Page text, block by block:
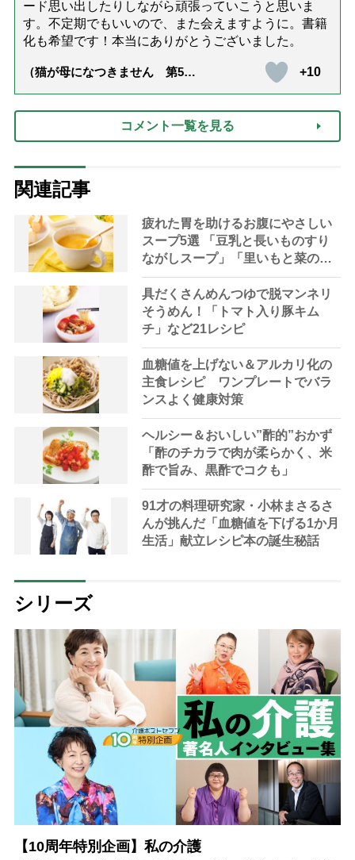
ード思い出したりしながら頑張っていこうと思いま
す。不定期でもいいので、また会えますように。書籍
化も希望です！本当にありがとうございました。
（猫が母になつきません 第500
+10
コメント一覧を見る
関連記事
疲れた胃を助けるお腹にやさしい
スープ5選 「豆乳と長いものすり
ながしスープ」「里いもと菜の花
練りごまのスープ」ほか
具だくさんめんつゆで脱マンネリ
そうめん！「トマト入り豚キム
チ」など21レシピ
血糖値を上げない＆アルカリ化の
主食レシピ ワンプレートでバラ
ンスよく健康対策
ヘルシー＆おいしい”酢的”おかず
「酢のチカラで肉が柔らかく、米
酢で旨み、黒酢でコクも」
91才の料理研究家・小林まさるさ
んが挑んだ「血糖値を下げる1か月
生活」献立レシピ本の誕生秘話
シリーズ
【10周年特別企画】私の介護